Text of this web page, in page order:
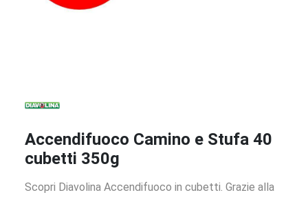
Accendifuoco Camino e Stufa 40
cubetti 350g
Scopri Diavolina Accendifuoco in cubetti. Grazie alla